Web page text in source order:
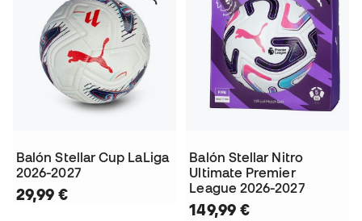
Balón Stellar Cup LaLiga
2026-2027
29,99 €
Balón Stellar Nitro
Ultimate Premier
League 2026-2027
149,99 €